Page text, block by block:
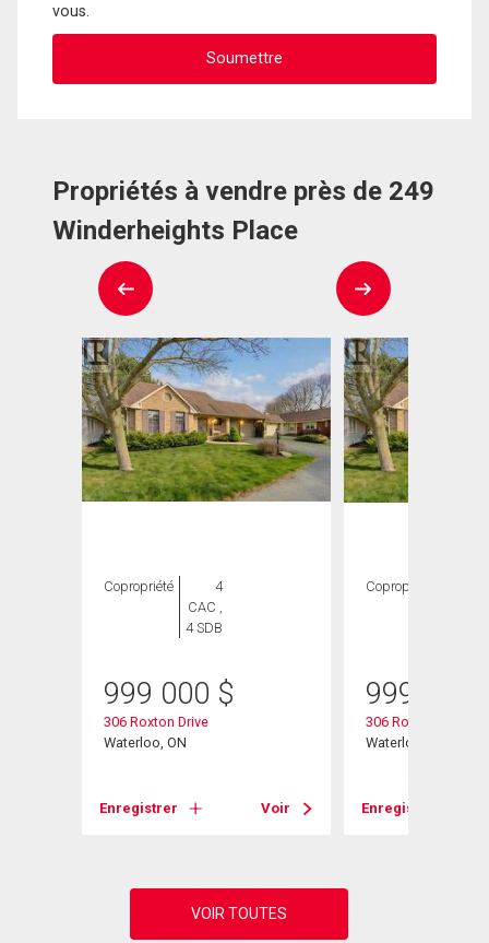
vous.
Propriétés à vendre près de 249
Winderheights Place
Copropriété
4
CAC ,
4 SDB
999 000 $
306 Roxton Drive
Waterloo, ON
Enregistrer Voir
Copropriété
999 000
306 Roxton Drive
Waterloo, ON
Enregistrer